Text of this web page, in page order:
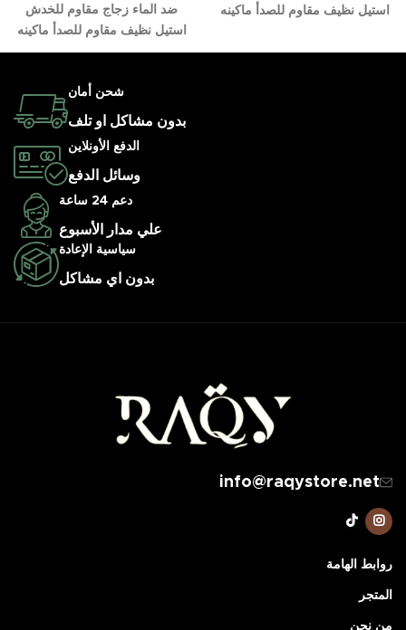
استيل نظيف مقاوم للصدأ ماكينه
ضد الماء زجاج مقاوم للخدش
استيل نظيف مقاوم للصدأ ماكينه
شحن أمان
بدون مشاكل او تلف
الدفع الأونلاين
وسائل الدفع
دعم 24 ساعة
علي مدار الأسبوع
سياسية الإعادة
بدون اي مشاكل
info@raqystore.net
روابط الهامة
المتجر
من نحن